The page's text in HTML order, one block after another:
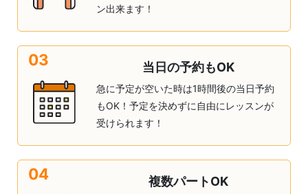
ン出来ます！
03 当日の予約もOK
急に予定が空いた時は1時間後の当日予約
もOK！予定を決めずに自由にレッスンが
受けられます！
04 複数パートOK